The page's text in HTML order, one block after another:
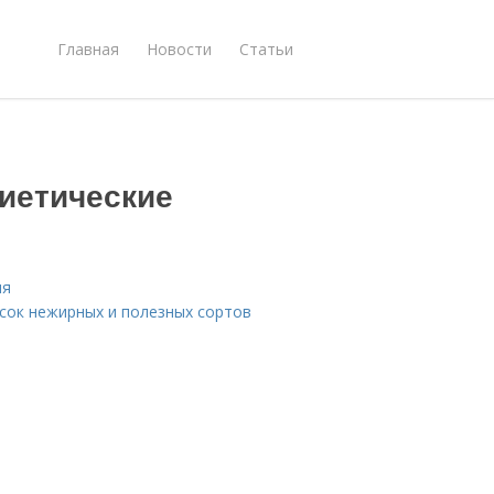
Главная Новости Статьи
нежирных и полезных сортов